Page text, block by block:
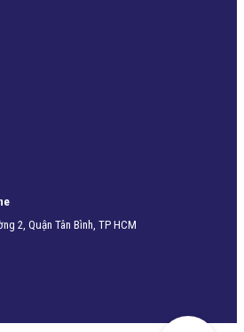
2, Quận Tân Bình, TP HCM